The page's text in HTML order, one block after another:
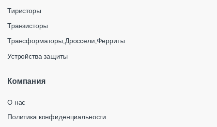
Тиристоры
Транзисторы
Трансформаторы,Дроссели,Ферриты
Устройства защиты
Компания
О нас
Политика конфиденциальности